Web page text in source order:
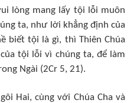
lòng mang lấy tội lỗi muôn
ta, như lời khẳng định của
biết tội là gì, thì Thiên Chúa
tội lỗi vì chúng ta, để làm
Ngài (2Cr 5, 21).
Hai, cùng với Chúa Cha và